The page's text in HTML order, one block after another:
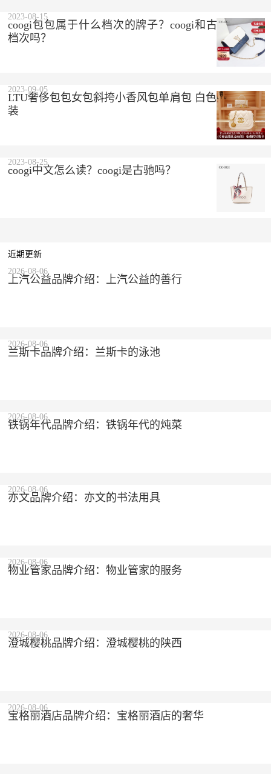
coogi包包属于什么档次的牌子？coogi和古驰是一个
档次吗？
2023-08-15
LTU奢侈包包女包斜挎小香风包单肩包 白色 精美礼盒
装
2023-09-05
coogi中文怎么读？coogi是古驰吗？
2023-08-25
近期更新
上汽公益品牌介绍：上汽公益的善行
2026-08-06
兰斯卡品牌介绍：兰斯卡的泳池
2026-08-06
铁锅年代品牌介绍：铁锅年代的炖菜
2026-08-06
亦文品牌介绍：亦文的书法用具
2026-08-06
物业管家品牌介绍：物业管家的服务
2026-08-06
澄城樱桃品牌介绍：澄城樱桃的陕西
2026-08-06
宝格丽酒店品牌介绍：宝格丽酒店的奢华
2026-08-06